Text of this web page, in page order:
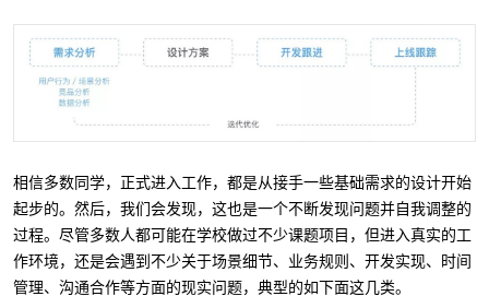
相信多数同学，正式进入工作，都是从接手一些基础需求的设计开始
起步的。然后，我们会发现，这也是一个不断发现问题并自我调整的
过程。尽管多数人都可能在学校做过不少课题项目，但进入真实的工
作环境，还是会遇到不少关于场景细节、业务规则、开发实现、时间
管理、沟通合作等方面的现实问题，典型的如下面这几类。